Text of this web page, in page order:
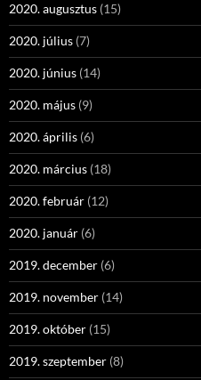
2020. augusztus (15)
2020. július (7)
2020. június (14)
2020. május (9)
2020. április (6)
2020. március (18)
2020. február (12)
2020. január (6)
2019. december (6)
2019. november (14)
2019. október (15)
2019. szeptember (8)